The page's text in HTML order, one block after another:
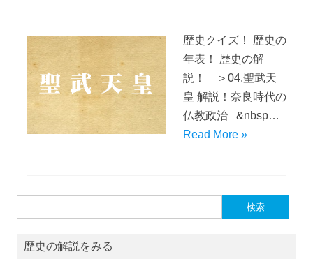
歴史クイズ！ 歴史の
年表！ 歴史の解
説！ ＞04.聖武天
皇 解説！奈良時代の
仏教政治 &nbsp…
Read More »
歴史の解説をみる